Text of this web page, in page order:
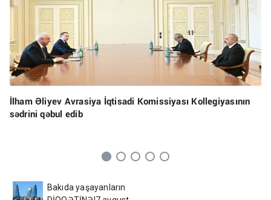
İlham Əliyev Avrasiya İqtisadi Komissiyası Kollegiyasının
sədrini qəbul edib
Bakıda yaşayanların